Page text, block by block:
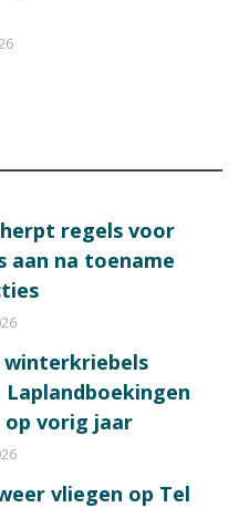
regels voor
aan na toename
vorig jaar
vliegen op Tel